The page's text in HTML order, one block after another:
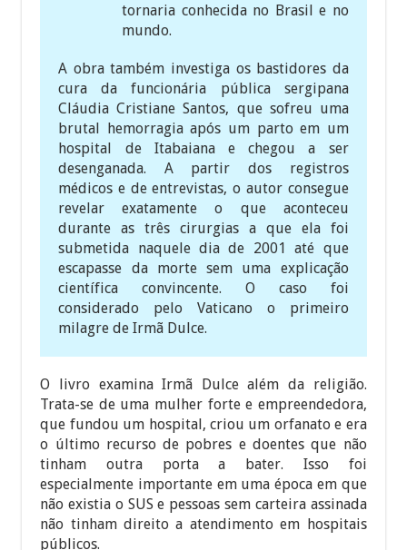
tornaria conhecida no Brasil e no
mundo.
A obra também investiga os bastidores da
cura da funcionária pública sergipana
Cláudia Cristiane Santos, que sofreu uma
brutal hemorragia após um parto em um
hospital de Itabaiana e chegou a ser
desenganada. A partir dos registros
médicos e de entrevistas, o autor consegue
revelar exatamente o que aconteceu
durante as três cirurgias a que ela foi
submetida naquele dia de 2001 até que
escapasse da morte sem uma explicação
científica convincente. O caso foi
considerado pelo Vaticano o primeiro
milagre de Irmã Dulce.
O livro examina Irmã Dulce além da religião.
Trata-se de uma mulher forte e empreendedora,
que fundou um hospital, criou um orfanato e era
o último recurso de pobres e doentes que não
tinham outra porta a bater. Isso foi
especialmente importante em uma época em que
não existia o SUS e pessoas sem carteira assinada
não tinham direito a atendimento em hospitais
públicos.